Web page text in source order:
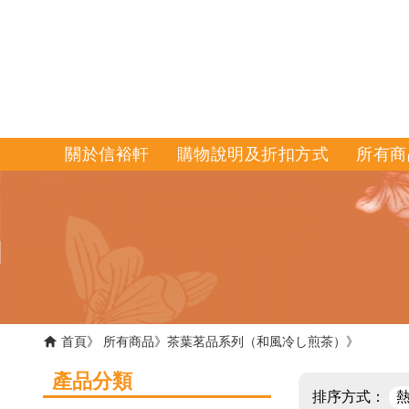
關於信裕軒 購物說明及折扣方式 所有
首頁 所有商品 茶葉茗品系列（和風冷し煎茶）
排序方式：
產品分類